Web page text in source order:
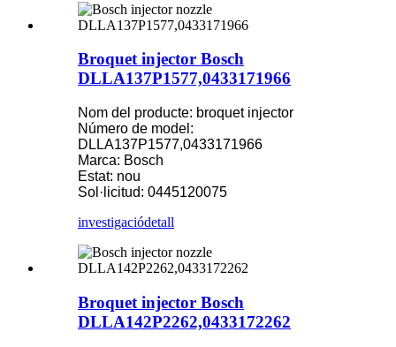
Broquet injector Bosch
DLLA137P1577,0433171966
Nom del producte: broquet injector
Número de model:
DLLA137P1577,0433171966
Marca: Bosch
Estat: nou
Sol·licitud: 0445120075
investigaciódetall
Broquet injector Bosch
DLLA142P2262,0433172262